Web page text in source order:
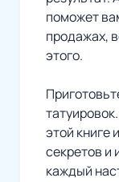
поможет
продажах,
этого.
этой книге
секретов и
каждый